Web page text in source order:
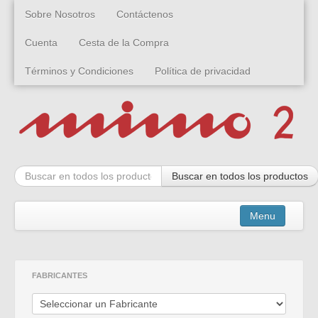
Sobre Nosotros Contáctenos
Cuenta Cesta de la Compra
Términos y Condiciones Política de privacidad
Buscar en todos los productos
Menu
Kits
Montados
FABRICANTES